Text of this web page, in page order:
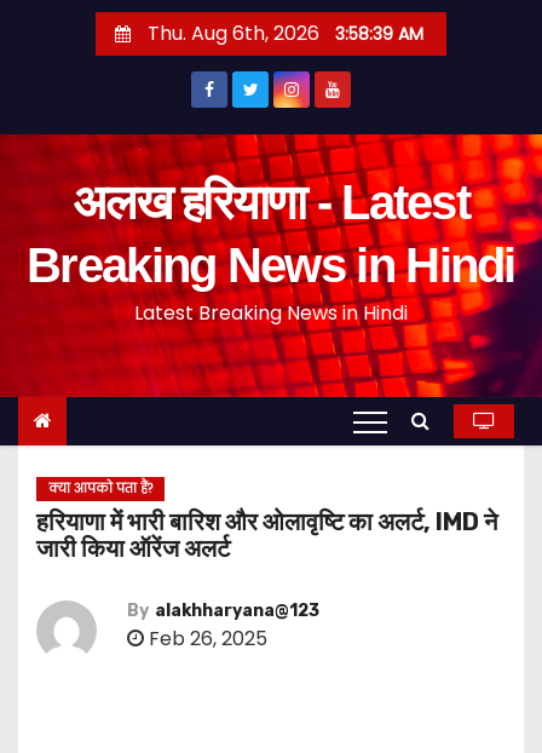
Thu. Aug 6th, 2026 3:58:40 AM
अलख हरियाणा - Latest
Breaking News in Hindi
Latest Breaking News in Hindi
क्या आपको पता हैं?
हरियाणा में भारी बारिश और ओलावृष्टि का अलर्ट, IMD ने
जारी किया ऑरेंज अलर्ट
By alakhharyana@123
Feb 26, 2025